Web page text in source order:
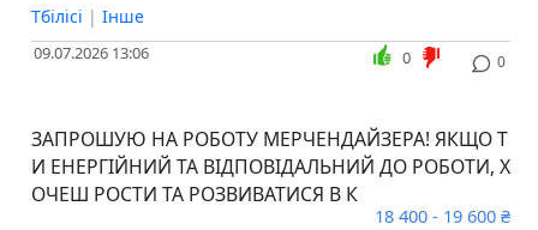
Тбілісі | Інше
09.07.2026 13:06 0
0
ЗАПРОШУЮ НА РОБОТУ МЕРЧЕНДАЙЗЕРА! ЯКЩО Т
И ЕНЕРГІЙНИЙ ТА ВІДПОВІДАЛЬНИЙ ДО РОБОТИ, Х
ОЧЕШ РОСТИ ТА РОЗВИВАТИСЯ В К
18 400 - 19 600 ₴